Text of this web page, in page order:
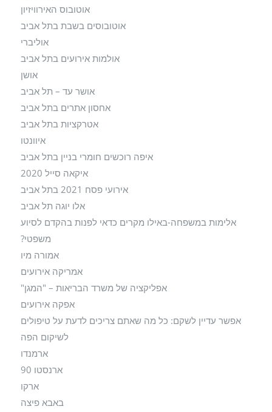
אוטובוס האירוויזיון
אוטובוסים בשבת בתל אביב
אוליברי
אולמות אירועים בתל אביב
אושן
אושר עד – תל אביב
אחסון אתרים בתל אביב
אטרקציות בתל אביב
איוונטו
איפה רוכשים חומרי בניין בתל אביב
איקאה סייל 2020
אירועי פסח 2021 בתל אביב
אלו יוגה תל אביב
אלימות במשפחה-באילו מקרים כדאי לפנות בהקדם לסיוע
משפטי?
אמורה מיו
אמריקה אירועים
אפליקציה של משרד הבריאות – "המגן"
אפקה אירועים
אפשר עדיין לשקם: כל מה שאתם צריכים לדעת על טיפולים
לשיקום הפה
ארמנדו
ארנסטו 90
ארקו
באבא פיצה